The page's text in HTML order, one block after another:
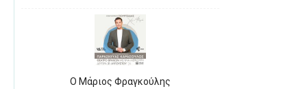
Ο Μάριος Φραγκούλης